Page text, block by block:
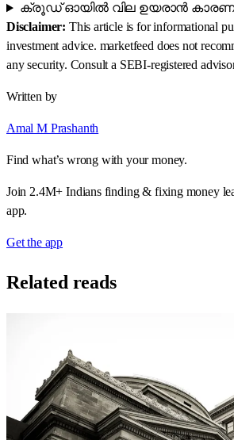
ക്രൂഡ് ഓയിൽ വില ഉയരാൻ
Disclaimer: This article is for informational
investment advice. marketfeed does not
any security. Consult a SEBI-registered
Written by
Amal M Prashanth
Find what’s wrong with your money.
Join 2.4M+ Indians finding & fixing money
app.
Get the app
Related reads